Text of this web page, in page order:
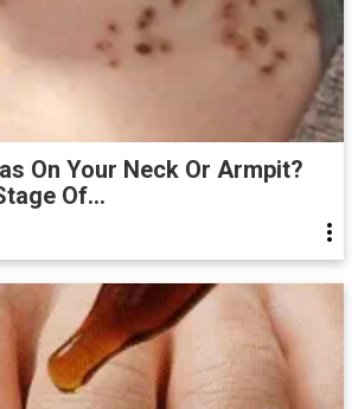
On Your Neck Or Armpit?
Of...